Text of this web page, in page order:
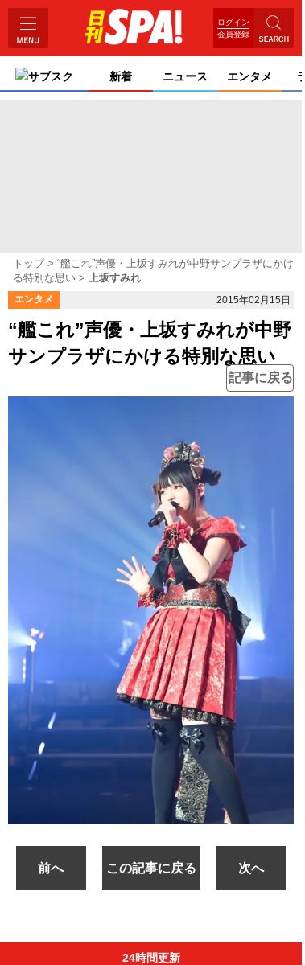
ログイン
会員登録
サブスク 新着 ニュース エンタメ
トップ
“艦これ”声優・上坂すみれが中野サンプラザにかけ
る特別な思い
上坂すみれ
エンタメ 2015年02月15日
“艦これ”声優・上坂すみれが中野
サンプラザにかける特別な思い
記事に戻る
前へ この記事に戻る 次へ
24時間更新